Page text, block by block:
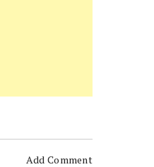
Add Comment